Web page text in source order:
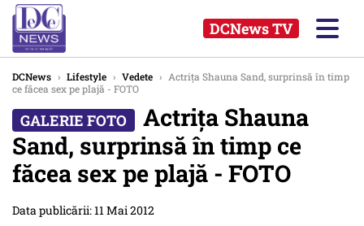
DCNews TV
DCNews › Lifestyle › Vedete › Actrița Shauna Sand, surprinsă în timp
ce făcea sex pe plajă - FOTO
Actrița Shauna
Sand, surprinsă în timp ce
făcea sex pe plajă - FOTO
Data publicării: 11 Mai 2012